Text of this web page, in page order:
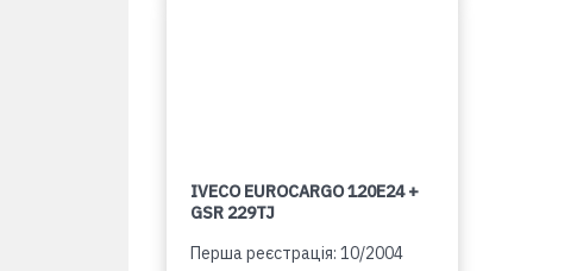
IVECO EUROCARGO 120E24 +
GSR 229TJ
Перша реєстрація: 10/2004